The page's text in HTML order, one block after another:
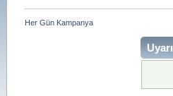
Her Gün Kampanya